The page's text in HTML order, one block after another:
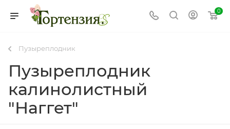
0
Пузыреплодник
Пузыреплодник
калинолистный
"Наггет"